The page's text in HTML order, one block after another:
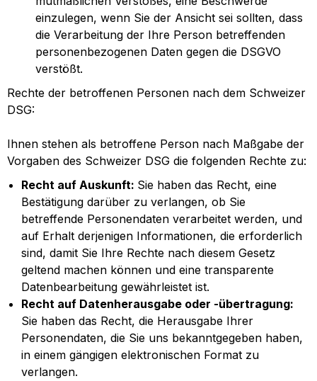
einzulegen, wenn Sie der Ansicht sei sollten, dass
die Verarbeitung der Ihre Person betreffenden
personenbezogenen Daten gegen die DSGVO
verstößt.
Rechte der betroffenen Personen nach dem Schweizer
DSG:
Ihnen stehen als betroffene Person nach Maßgabe der
Vorgaben des Schweizer DSG die folgenden Rechte zu:
Recht auf Auskunft: Sie haben das Recht, eine
Bestätigung darüber zu verlangen, ob Sie
betreffende Personendaten verarbeitet werden, und
auf Erhalt derjenigen Informationen, die erforderlich
sind, damit Sie Ihre Rechte nach diesem Gesetz
geltend machen können und eine transparente
Datenbearbeitung gewährleistet ist.
Recht auf Datenherausgabe oder -übertragung:
Sie haben das Recht, die Herausgabe Ihrer
Personendaten, die Sie uns bekanntgegeben haben,
in einem gängigen elektronischen Format zu
verlangen.